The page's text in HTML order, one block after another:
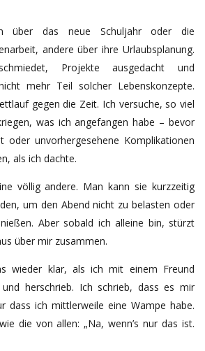
über das neue Schuljahr oder die
andere über ihre Urlaubsplanung.
Projekte ausgedacht und
mehr Teil solcher Lebenskonzepte.
gegen die Zeit. Ich versuche, so viel
was ich angefangen habe – bevor
oder unvorhergesehene Komplikationen
als ich dachte.
völlig andere. Man kann sie kurzzeitig
um den Abend nicht zu belasten oder
Aber sobald ich alleine bin, stürzt
über mir zusammen.
wieder klar, als ich mit einem Freund
herschrieb. Ich schrieb, dass es mir
dass ich mittlerweile eine Wampe habe.
die von allen: „Na, wenn’s nur das ist.